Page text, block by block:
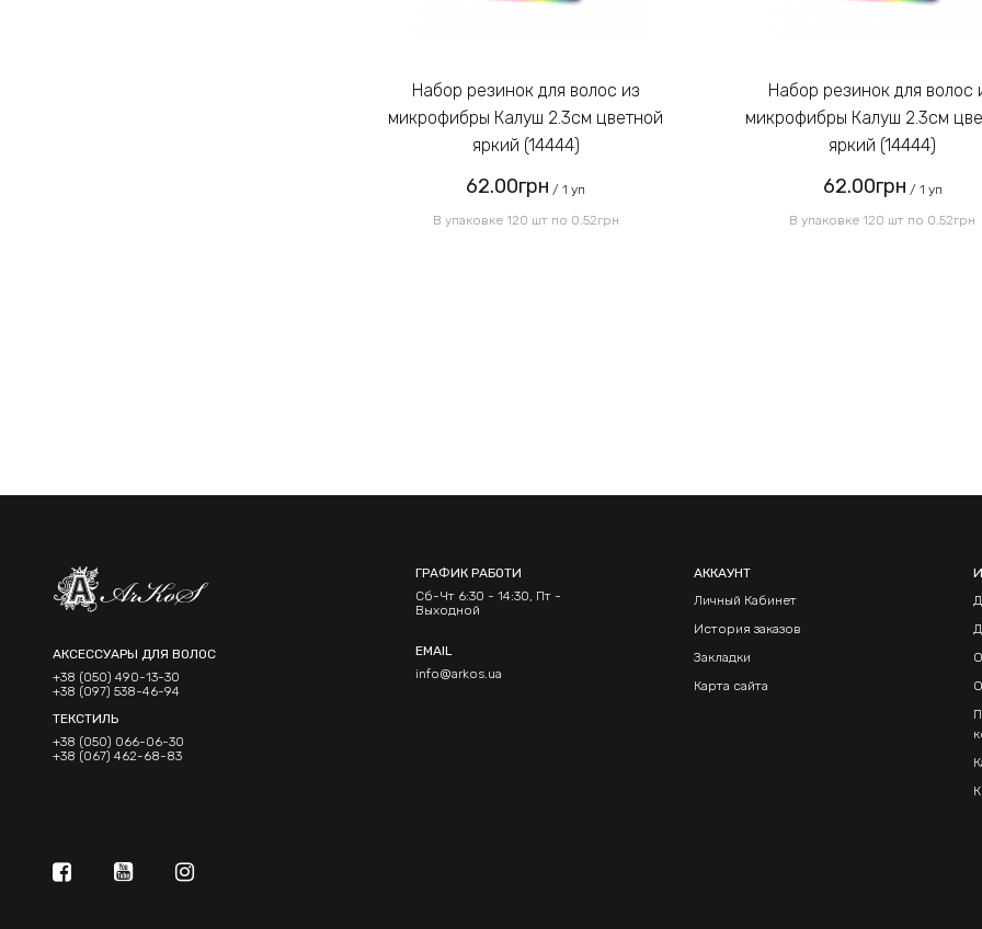
Набор резинок для волос из
микрофибры Калуш 2.3см цветной
яркий (14444)
62.00грн / 1 уп
В упаковке 120 шт по 0.52грн
Набор резинок для волос из
микрофибры Калуш 2.3см
яркий (14444)
62.00грн / 1 уп
В упаковке 120 шт по 0.52грн
АКСЕССУАРЫ ДЛЯ ВОЛОС
+38 (050) 490-13-30
+38 (097) 538-46-94
ТЕКСТИЛЬ
+38 (050) 066-06-30
+38 (067) 462-68-83
ГРАФИК РАБОТИ
Сб-Чт 6:30 - 14:30, Пт -
Выходной
EMAIL
info@arkos.ua
АККАУНТ
Личный Кабинет
История заказов
Закладки
Карта сайта